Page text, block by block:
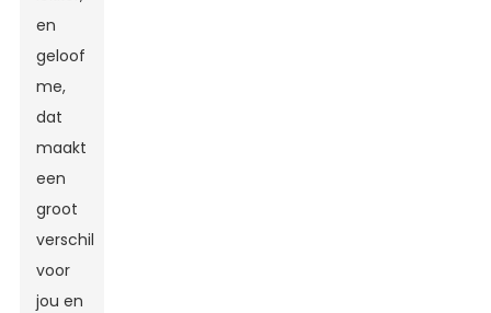
en
geloof
me,
dat
maakt
een
groot
verschil
voor
jou en